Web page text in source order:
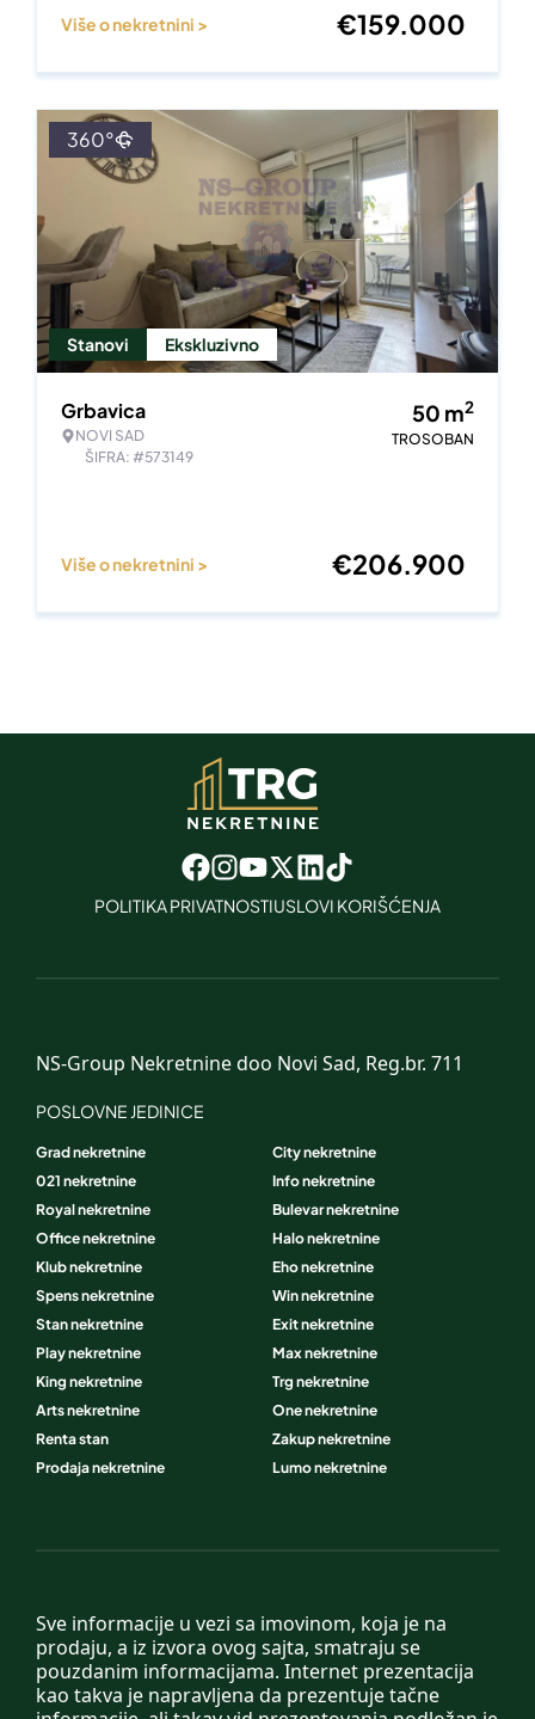
Više o nekretnini > €159.000
Stanovi Ekskluzivno
360°
Grbavica
NOVI SAD
ŠIFRA: #573149
50 m2
TROSOBAN
Više o nekretnini > €206.900
POLITIKA PRIVATNOSTIUSLOVI KORIŠĆENJA
Sve informacije u vezi sa imovinom, koja je na
prodaju, a iz izvora ovog sajta, smatraju se
pouzdanim informacijama. Internet prezentacija
kao takva je napravljena da prezentuje tačne
NS-Group Nekretnine doo Novi Sad, Reg.br. 711
POSLOVNE JEDINICE
Grad nekretnine
City nekretnine
021 nekretnine
Info nekretnine
Royal nekretnine
Bulevar nekretnine
Office nekretnine
Halo nekretnine
Klub nekretnine
Eho nekretnine
Spens nekretnine
Win nekretnine
Stan nekretnine
Exit nekretnine
Play nekretnine
Max nekretnine
King nekretnine
Trg nekretnine
Arts nekretnine
One nekretnine
Renta stan
Zakup nekretnine
Prodaja nekretnine
Lumo nekretnine